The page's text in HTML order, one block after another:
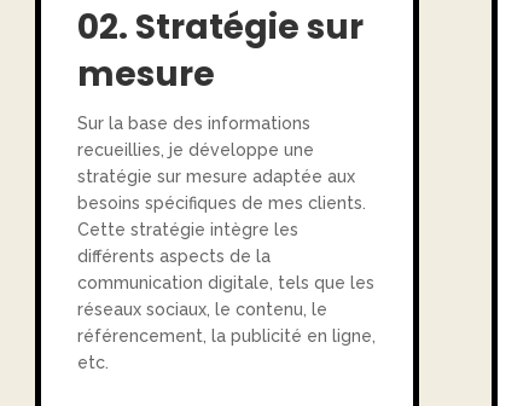
02. Stratégie sur
mesure
Sur la base des informations
recueillies, je développe une
stratégie sur mesure adaptée aux
besoins spécifiques de mes clients.
Cette stratégie intègre les
différents aspects de la
communication digitale, tels que les
réseaux sociaux, le contenu, le
référencement, la publicité en ligne,
etc.